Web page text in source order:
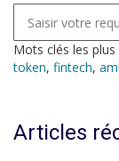
Mots clés les plus
token, fintech,
Articles